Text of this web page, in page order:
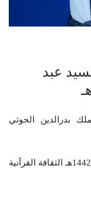
عبد
بدرالدين الحوثي
| محاضرات وخطابات السيد القائد | 2 رمضان 1442هـ الثقافة القرآنية